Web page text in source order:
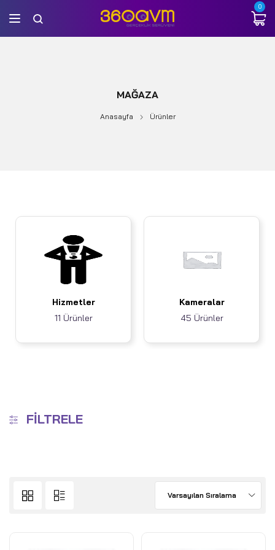
0
MAĞAZA
Anasayfa Ürünler
Hizmetler
11 Ürünler
Kameralar
45 Ürünler
FILTRELE
Varsayılan Sıralama